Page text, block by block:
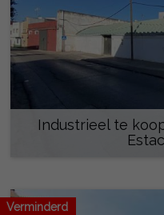
Industrieel te
Verminderd